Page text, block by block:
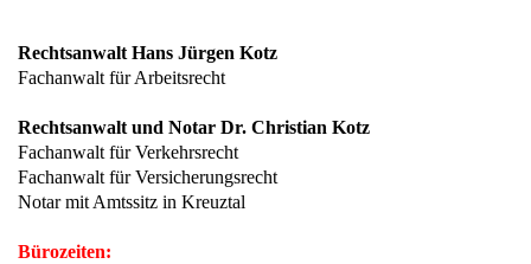
Rechtsanwalt Hans Jürgen Kotz
Fachanwalt für Arbeitsrecht
Rechtsanwalt und Notar Dr. Christian Kotz
Fachanwalt für Verkehrsrecht
Fachanwalt für Versicherungsrecht
Notar mit Amtssitz in Kreuztal
Bürozeiten: